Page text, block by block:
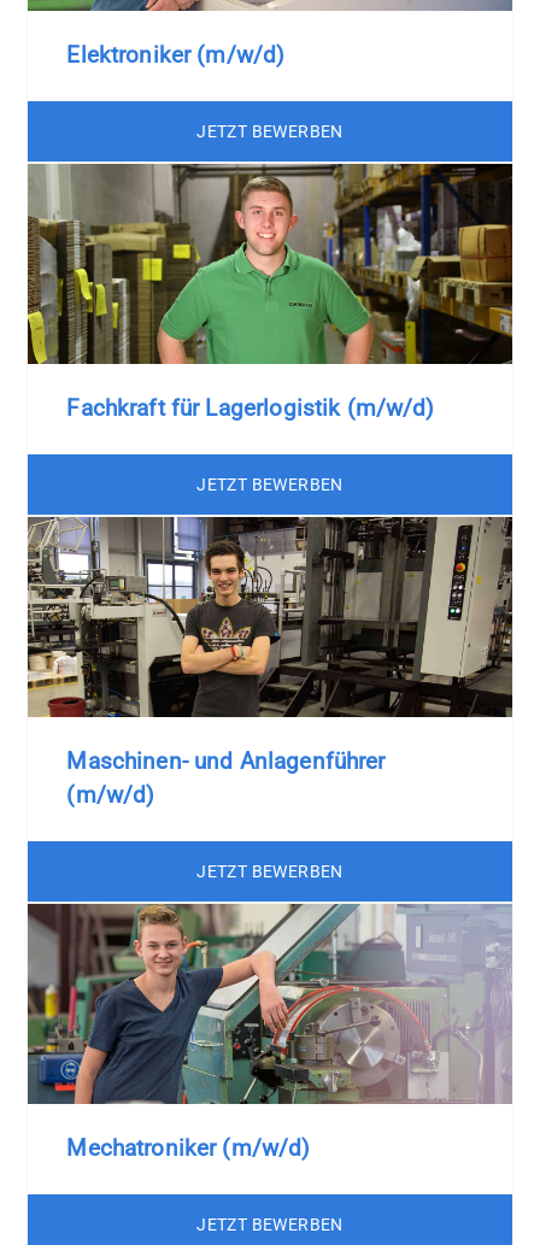
Elektroniker (m/w/d)
JETZT BEWERBEN
Fachkraft für Lagerlogistik (m/w/d)
JETZT BEWERBEN
Maschinen- und Anlagenführer
(m/w/d)
JETZT BEWERBEN
Mechatroniker (m/w/d)
JETZT BEWERBEN